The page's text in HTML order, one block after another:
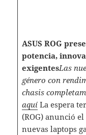
ASUS ROG
potencia,
exigentesLas
género con
chasis
aquíLa espera
(ROG) anunció
nuevas laptops